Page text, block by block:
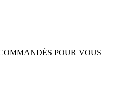
POUR VOUS